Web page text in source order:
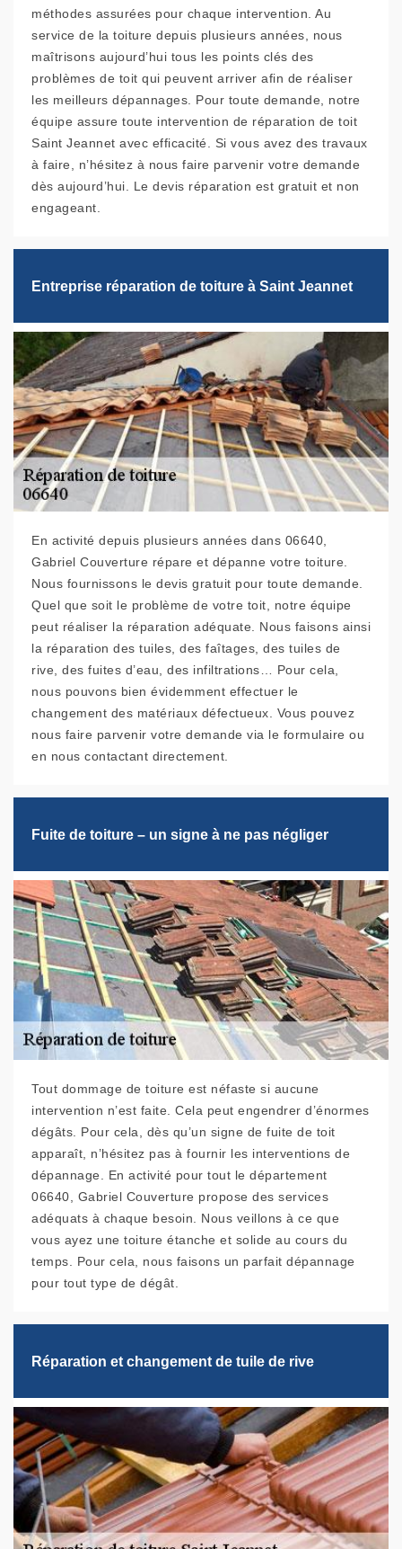
méthodes assurées pour chaque intervention. Au
service de la toiture depuis plusieurs années, nous
maîtrisons aujourd’hui tous les points clés des
problèmes de toit qui peuvent arriver afin de réaliser
les meilleurs dépannages. Pour toute demande, notre
équipe assure toute intervention de réparation de toit
Saint Jeannet avec efficacité. Si vous avez des travaux
à faire, n’hésitez à nous faire parvenir votre demande
dès aujourd’hui. Le devis réparation est gratuit et non
engageant.
Entreprise réparation de toiture à Saint Jeannet
En activité depuis plusieurs années dans 06640,
Gabriel Couverture répare et dépanne votre toiture.
Nous fournissons le devis gratuit pour toute demande.
Quel que soit le problème de votre toit, notre équipe
peut réaliser la réparation adéquate. Nous faisons ainsi
la réparation des tuiles, des faîtages, des tuiles de
rive, des fuites d’eau, des infiltrations… Pour cela,
nous pouvons bien évidemment effectuer le
changement des matériaux défectueux. Vous pouvez
nous faire parvenir votre demande via le formulaire ou
en nous contactant directement.
Fuite de toiture – un signe à ne pas négliger
Tout dommage de toiture est néfaste si aucune
intervention n’est faite. Cela peut engendrer d’énormes
dégâts. Pour cela, dès qu’un signe de fuite de toit
apparaît, n’hésitez pas à fournir les interventions de
dépannage. En activité pour tout le département
06640, Gabriel Couverture propose des services
adéquats à chaque besoin. Nous veillons à ce que
vous ayez une toiture étanche et solide au cours du
temps. Pour cela, nous faisons un parfait dépannage
pour tout type de dégât.
Réparation et changement de tuile de rive